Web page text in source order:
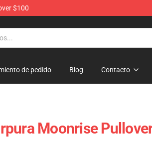
$100
de pedido Blog Contacto
Moonrise